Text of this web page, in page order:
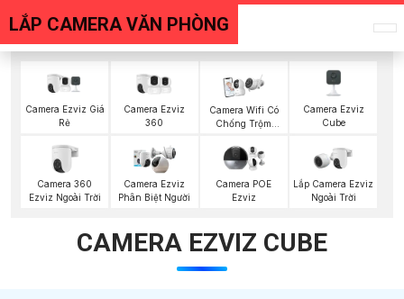
LẮP CAMERA VĂN PHÒNG
Camera Ezviz Giá
Rẻ
Camera Ezviz
360
Camera Wifi Có
Chống Trộm
Camera Ezviz
Cube
Camera 360
Ezviz Ngoài Trời
Camera Ezviz
Phân Biệt Người
Camera POE
Ezviz
Lắp Camera Ezviz
Ngoài Trời
CAMERA EZVIZ CUBE